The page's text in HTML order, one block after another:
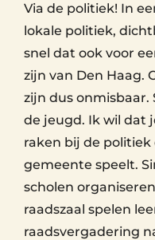
Via de politiek! In
lokale politiek,
snel dat ook voor
zijn van Den Haag.
zijn dus onmisbaar.
de jeugd. Ik wil dat
raken bij de
gemeente speelt.
scholen
raadszaal spelen
raadsvergadering